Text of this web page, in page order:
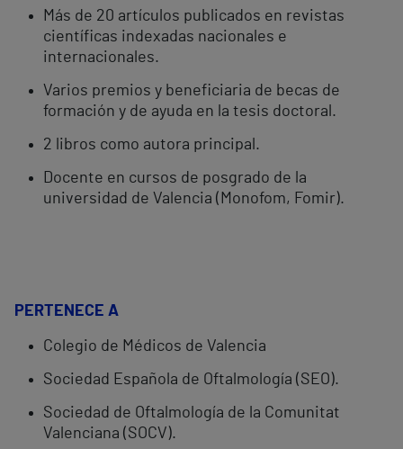
Más de 20 artículos publicados en revistas
científicas indexadas nacionales e
internacionales.
Varios premios y beneficiaria de becas de
formación y de ayuda en la tesis doctoral.
2 libros como autora principal.
Docente en cursos de posgrado de la
universidad de Valencia (Monofom, Fomir).
PERTENECE A
Colegio de Médicos de Valencia
Sociedad Española de Oftalmología (SEO).
Sociedad de Oftalmología de la Comunitat
Valenciana (SOCV).